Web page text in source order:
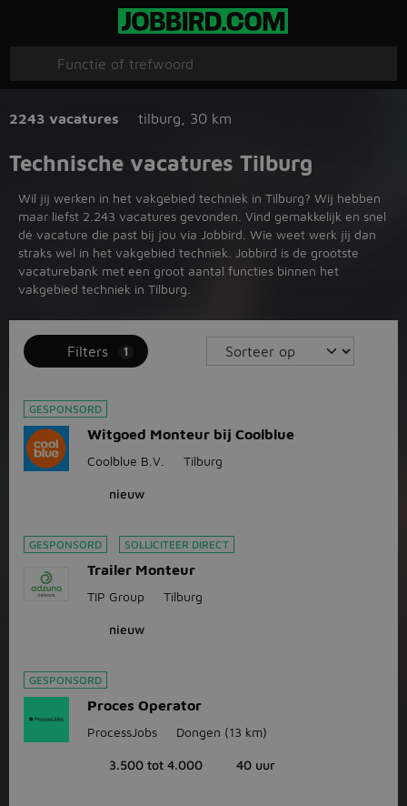
2243 vacatures tilburg 30 km
Technische vacatures Tilburg
Wil jij werken in het vakgebied techniek in Tilburg? Wij hebben
maar liefst 2.243 vacatures gevonden. Vind gemakkelijk en snel
dé vacature die past bij jou via Jobbird. Wie weet werk jij dan
straks wel in het vakgebied techniek. Jobbird is de grootste
vacaturebank met een groot aantal functies binnen het
vakgebied techniek in Tilburg.
Filters 1
GESPONSORD
Witgoed Monteur bij Coolblue
Coolblue B.V. Tilburg
nieuw
GESPONSORD SOLLICITEER DIRECT
Trailer Monteur
TIP Group Tilburg
nieuw
GESPONSORD
Proces Operator
ProcessJobs Dongen (13 km)
3.500 tot 4.000 40 uur